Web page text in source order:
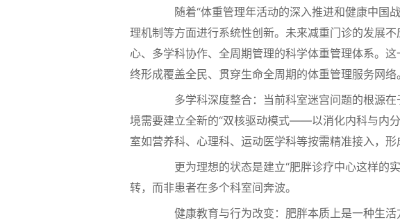
随着“体重管理年活动的深入推进和健康中国战
理机制等方面进行系统性创新。未来减重门诊的发展
心、多学科协作、全周期管理的科学体重管理体系。
终形成覆盖全民、贯穿生命全周期的体重管理服务网络。
多学科深度整合：当前科室迷宫问题的根源在
境需要建立全新的“双核驱动模式——以消化内科与内
室如营养科、心理科、运动医学科等按需精准接入，形
更为理想的状态是建立“肥胖诊疗中心这样的实
转，而非患者在多个科室间奔波。
健康教育与行为改变：肥胖本质上是一种生活